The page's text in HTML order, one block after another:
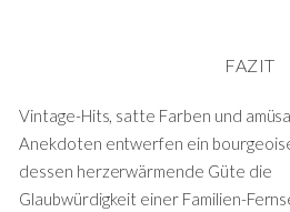
FAZIT
Vintage-Hits, satte Farben und
Anekdoten entwerfen ein
dessen herzerwärmende Güte die
Glaubwürdigkeit einer Familien-